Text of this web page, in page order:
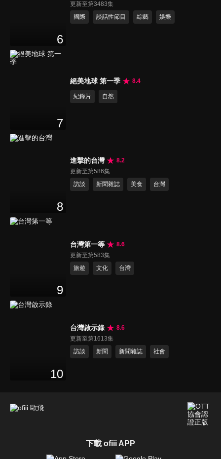
6
更新至第3483集
國際
談話性節目 綜藝 娛樂
7
絕美地球 第一季 8.4
紀錄片 自然
8
進擊的台灣
8.2
更新至第586集
訪談
新聞雜誌 美食 台灣
9
台灣第一等
8.6
更新至第583集
旅遊
文化 台灣
10
台灣啟示錄
8.6
更新至第1613集
訪談
新聞 新聞雜誌 社會
下載 ofiii APP